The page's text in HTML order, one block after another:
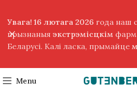
Menu
Увага! 16 лютага 2026 года наш
прызнаныя экстрэмісцкім
Беларусі. Калі ласка, прымайце